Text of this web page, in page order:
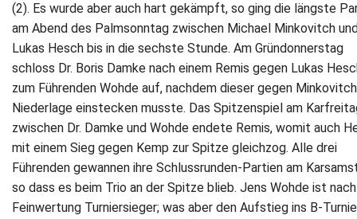
(2). Es wurde aber auch hart gekämpft, so ging die längste
am Abend des Palmsonntag zwischen Michael Minkovitch
Lukas Hesch bis in die sechste Stunde. Am Gründonnerstag
schloss Dr. Boris Damke nach einem Remis gegen Lukas
zum Führenden Wohde auf, nachdem dieser gegen
Niederlage einstecken musste. Das Spitzenspiel am
zwischen Dr. Damke und Wohde endete Remis, womit auch
mit einem Sieg gegen Kemp zur Spitze gleichzog. Alle drei
Führenden gewannen ihre Schlussrunden-Partien am
so dass es beim Trio an der Spitze blieb. Jens Wohde ist nach
Feinwertung Turniersieger; was aber den Aufstieg ins B-